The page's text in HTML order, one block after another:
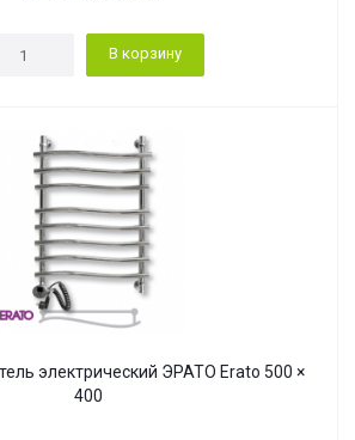
В корзину
электрический ЭРАТО Erato 500 ×
400